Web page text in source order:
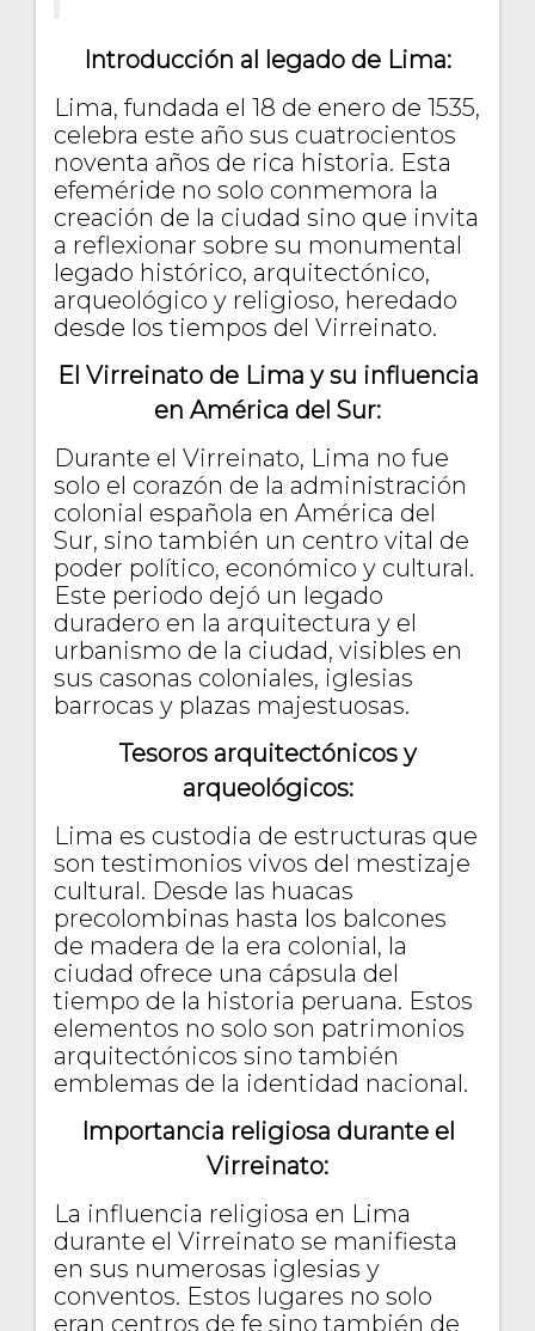
Introducción al legado de Lima:
Lima, fundada el 18 de enero de 1535,
celebra este año sus cuatrocientos
noventa años de rica historia. Esta
efeméride no solo conmemora la
creación de la ciudad sino que invita
a reflexionar sobre su monumental
legado histórico, arquitectónico,
arqueológico y religioso, heredado
desde los tiempos del Virreinato.
El Virreinato de Lima y su influencia
en América del Sur:
Durante el Virreinato, Lima no fue
solo el corazón de la administración
colonial española en América del
Sur, sino también un centro vital de
poder político, económico y cultural.
Este periodo dejó un legado
duradero en la arquitectura y el
urbanismo de la ciudad, visibles en
sus casonas coloniales, iglesias
barrocas y plazas majestuosas.
Tesoros arquitectónicos y
arqueológicos:
Lima es custodia de estructuras que
son testimonios vivos del mestizaje
cultural. Desde las huacas
precolombinas hasta los balcones
de madera de la era colonial, la
ciudad ofrece una cápsula del
tiempo de la historia peruana. Estos
elementos no solo son patrimonios
arquitectónicos sino también
emblemas de la identidad nacional.
Importancia religiosa durante el
Virreinato:
La influencia religiosa en Lima
durante el Virreinato se manifiesta
en sus numerosas iglesias y
conventos. Estos lugares no solo
eran centros de fe sino también de